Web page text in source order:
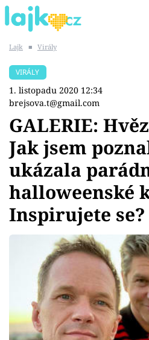
SHOPAHOLICADEL
Témata
Showbyznys
Youtubeři
Sex a vztahy
Videa
Sledujte prima+
Lajk ■ Virály
VIRÁLY
1. listopadu 2020 12:34
brejsova.t@gmail.com
GALERIE:
Jak jsem
ukázala
halloweenské
Inspirujete se?